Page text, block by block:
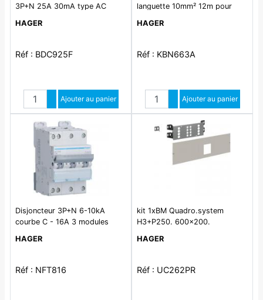
3P+N 25A 30mA type AC
HAGER
Réf : BDC925F
Quantité
Augmenter quantité
Diminuer quantité
Ajouter au panier
languette 10mm² 12m pour
HAGER
Réf : KBN663A
Quantité
Augmenter quantité
Diminuer quantité
Ajouter au panier
Disjoncteur 3P+N 6-10kA
courbe C - 16A 3 modules
HAGER
Réf : NFT816
kit 1xBM Quadro.system
H3+P250. 600x200.
HAGER
Réf : UC262PR